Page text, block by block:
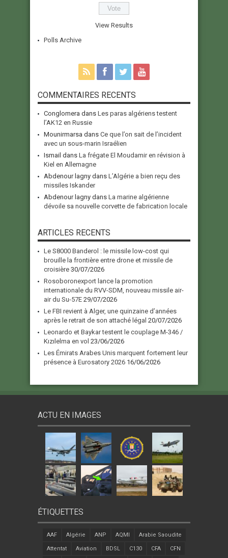
View Results
Polls Archive
COMMENTAIRES RECENTS
Conglomera dans Les paras algériens testent
l’AK12 en Russie
Mounirmarsa dans Ce que l’on sait de l’incident
avec un sous-marin Israélien
Ismail dans La frégate El Moudamir en révision à
Kiel en Allemagne
Abdenour lagny dans L’Algérie a bien reçu des
missiles Iskander
Abdenour lagny dans La marine algérienne
dévoile sa nouvelle corvette de fabrication locale
ARTICLES RECENTS
Le S8000 Banderol : le missile low-cost qui
brouille la frontière entre drone et missile de
croisière 30/07/2026
Rosoboronexport lance la promotion
internationale du RVV-SDM, nouveau missile air-
air du Su-57E 29/07/2026
Le FBI revient à Alger, une quinzaine d’années
après le retrait de son attaché légal 20/07/2026
Leonardo et Baykar testent le couplage M-346 /
Kızılelma en vol 23/06/2026
Les Émirats Arabes Unis marquent fortement leur
présence à Eurosatory 2026 16/06/2026
ACTU EN IMAGES
ÉTIQUETTES
AAF Algérie ANP AQMI Arabie Saoudite
Attentat Aviation BDSL C130 CFA CFN